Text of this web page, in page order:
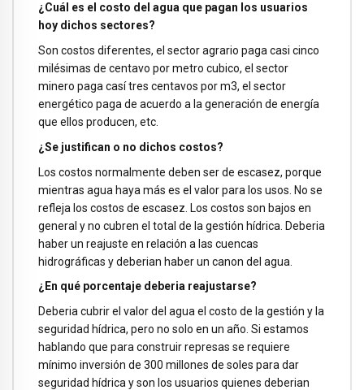
¿Cuál es el costo del agua que pagan los usuarios
hoy dichos sectores?
Son costos diferentes, el sector agrario paga casi cinco
milésimas de centavo por metro cubico, el sector
minero paga casí tres centavos por m3, el sector
energético paga de acuerdo a la generación de energía
que ellos producen, etc.
¿Se justifican o no dichos costos?
Los costos normalmente deben ser de escasez, porque
mientras agua haya más es el valor para los usos. No se
refleja los costos de escasez. Los costos son bajos en
general y no cubren el total de la gestión hídrica. Deberia
haber un reajuste en relación a las cuencas
hidrográficas y deberian haber un canon del agua.
¿En qué porcentaje deberia reajustarse?
Deberia cubrir el valor del agua el costo de la gestión y la
seguridad hídrica, pero no solo en un año. Si estamos
hablando que para construir represas se requiere
mínimo inversión de 300 millones de soles para dar
seguridad hídrica y son los usuarios quienes deberian